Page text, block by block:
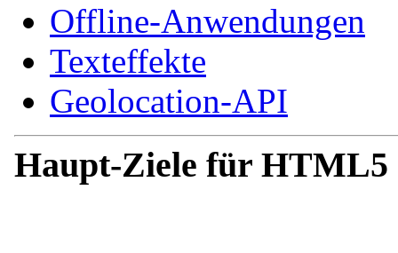
Offline-Anwendungen
Texteffekte
Geolocation-API
Haupt-Ziele für HTML5